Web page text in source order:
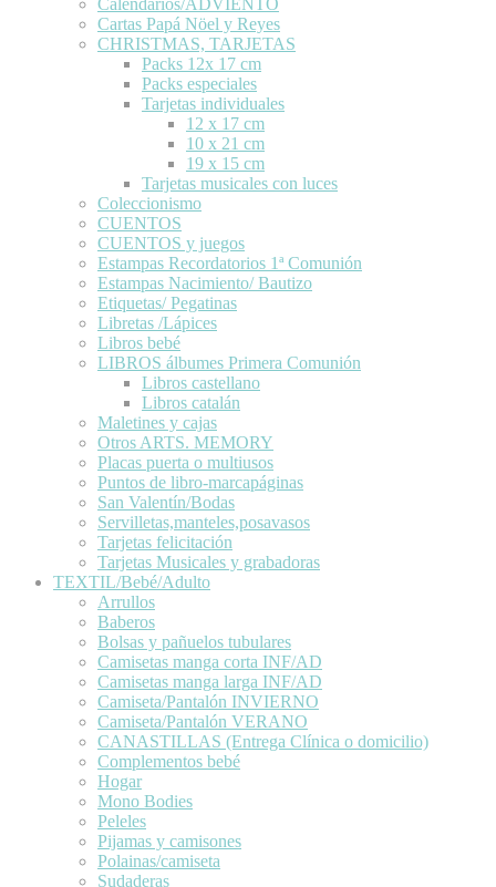
Cartas Papá Nöel y Reyes
CHRISTMAS, TARJETAS
Packs 12x 17 cm
Packs especiales
Tarjetas individuales
12 x 17 cm
10 x 21 cm
19 x 15 cm
Tarjetas musicales con luces
Coleccionismo
CUENTOS
CUENTOS y juegos
Estampas Recordatorios 1ª Comunión
Estampas Nacimiento/ Bautizo
Etiquetas/ Pegatinas
Libretas /Lápices
Libros bebé
LIBROS álbumes Primera Comunión
Libros castellano
Libros catalán
Maletines y cajas
Otros ARTS. MEMORY
Placas puerta o multiusos
Puntos de libro-marcapáginas
San Valentín/Bodas
Servilletas,manteles,posavasos
Tarjetas felicitación
Tarjetas Musicales y grabadoras
TEXTIL/Bebé/Adulto
Arrullos
Baberos
Bolsas y pañuelos tubulares
Camisetas manga corta INF/AD
Camisetas manga larga INF/AD
Camiseta/Pantalón INVIERNO
Camiseta/Pantalón VERANO
CANASTILLAS (Entrega Clínica o domicilio)
Complementos bebé
Hogar
Mono Bodies
Peleles
Pijamas y camisones
Polainas/camiseta
Sudaderas